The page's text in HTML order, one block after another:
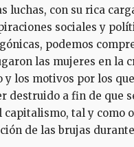
luchas, con su rica
sociales y
podemos
las mujeres en la
y los motivos por los
destruido a fin de que
capitalismo, tal y como
de las brujas